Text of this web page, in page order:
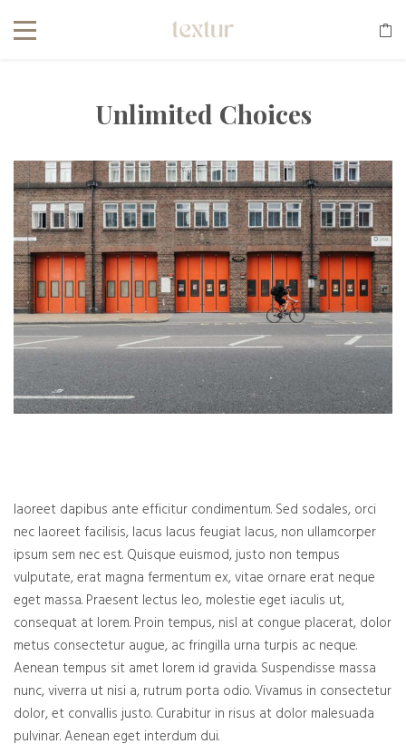
Unlimited Choices
laoreet dapibus ante efficitur condimentum. Sed sodales, orci
nec laoreet facilisis, lacus lacus feugiat lacus, non ullamcorper
ipsum sem nec est. Quisque euismod, justo non tempus
vulputate, erat magna fermentum ex, vitae ornare erat neque
eget massa. Praesent lectus leo, molestie eget iaculis ut,
consequat at lorem. Proin tempus, nisl at congue placerat, dolor
metus consectetur augue, ac fringilla urna turpis ac neque.
Aenean tempus sit amet lorem id gravida. Suspendisse massa
nunc, viverra ut nisi a, rutrum porta odio. Vivamus in consectetur
dolor, et convallis justo. Curabitur in risus at dolor malesuada
pulvinar. Aenean eget interdum dui.